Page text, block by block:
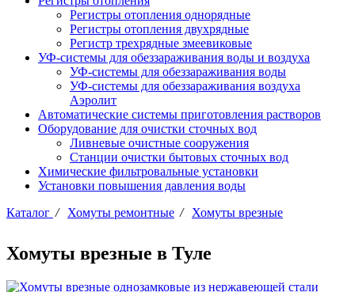
Регистры отопления однорядные
Регистры отопления двухрядные
Регистр трехрядные змеевиковые
УФ-системы для обеззараживания воды и воздуха
УФ-системы для обеззараживания воды
УФ-системы для обеззараживания воздуха
Аэролит
Автоматические системы приготовления растворов
Оборудование для очистки сточных вод
Ливневые очистные сооружения
Станции очистки бытовых сточных вод
Химические фильтровальные установки
Установки повышения давления воды
Каталог / Хомуты ремонтные / Хомуты врезные
Хомуты врезные в Туле